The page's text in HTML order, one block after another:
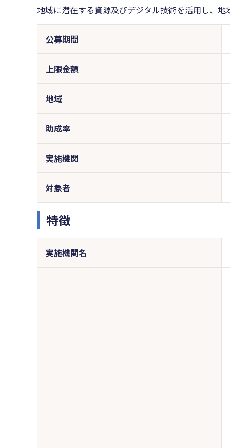
地域に潜在する資源及びデジタル技術を活用し、
公募期間
上限金額
地域
助成率
実施機関
対象者
特徴
実施機関名